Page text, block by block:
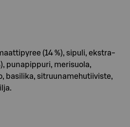
(14 %), sipuli, ekstra-
punapippuri, merisuola,
basilika, sitruunamehutiiviste,